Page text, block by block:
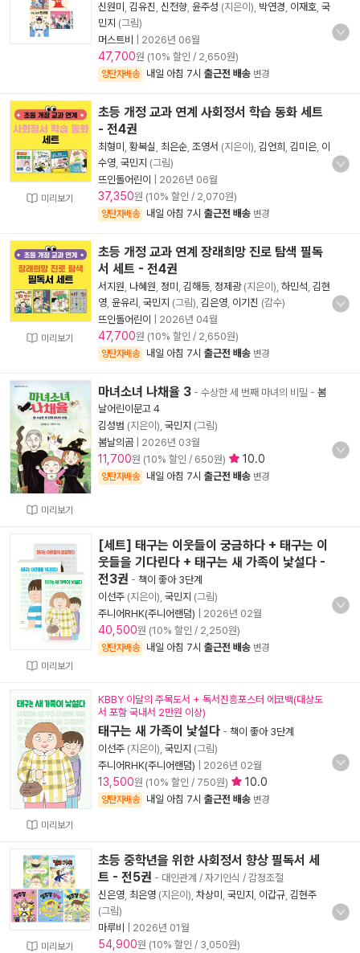
신원미 김유진 신전향 윤주성 (지은이), 박연경 이재호 국
민지 (그림)
머스트비
2026년 06월
47,700원 (10% 할인 / 2,650원)
양탄자배송 내일 아침 7시 출근전 배송 변경
미리보기
초등 개정 교과 연계 사회정서 학습 동화 세트
- 전4권
최형미 황복실 최은순 조영서 (지은이), 김언희 김미은 이
수영 국민지 (그림)
뜨인돌어린이
2026년 06월
37,350원 (10% 할인 / 2,070원)
양탄자배송 내일 아침 7시 출근전 배송 변경
미리보기
초등 개정 교과 연계 장래희망 진로 탐색 필독
서 세트 - 전4권
서지원 나혜원 정미 김해등 정제광(지은이), 하민석 김현
영 윤유리 국민지 (그림), 김은영 이기진 (감수)
뜨인돌어린이
2026년 04월
47,700원 (10% 할인 / 2,650원)
양탄자배송 내일 아침 7시 출근전 배송 변경
미리보기
마녀소녀 나채율 3 - 수상한 세 번째 마녀의 비밀 - 봄
날어린이문고 4
김성범 (지은이), 국민지 (그림)
봄날의곰
2026년 03월
11,700원 (10% 할인 / 650원) 10.0
양탄자배송 내일 아침 7시 출근전 배송 변경
미리보기
[세트] 태구는 이웃들이 궁금하다 + 태구는 이
웃들을 기다린다 + 태구는 새 가족이 낯설다 -
전3권 - 책이 좋아 3단계
이선주 (지은이), 국민지 (그림)
주니어RHK(주니어랜덤)
2026년 02월
40,500원 (10% 할인 / 2,250원)
양탄자배송 내일 아침 7시 출근전 배송 변경
미리보기
KBBY 이달의 주목도서 + 독서진흥포스터 에코백(대상도
서 포함 국내서 2만원 이상)
태구는 새 가족이 낯설다 - 책이 좋아 3단계
이선주 (지은이), 국민지 (그림)
주니어RHK(주니어랜덤)
2026년 02월
13,500원 (10% 할인 / 750원) 10.0
양탄자배송 내일 아침 7시 출근전 배송 변경
미리보기
초등 중학년을 위한 사회정서 향상 필독서 세
트 - 전5권 - 대인관계 / 자기인식 / 감정조절
신은영 최은영 (지은이), 차상미 국민지 이갑규 김현주
(그림)
마루비
2026년 01월
54,900원 (10% 할인 / 3,050원)